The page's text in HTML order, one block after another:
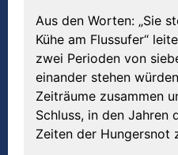
Aus den Worten: „Sie
Kühe am Flussufer“
zwei Perioden von
einander stehen
Zeiträume zusammen
Schluss, in den Jahren
Zeiten der Hungersnot